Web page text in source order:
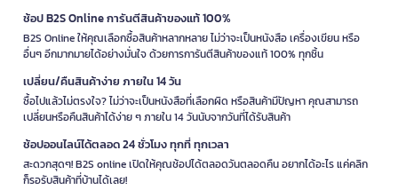
ช้อป B2S Online การันตีสินค้าของแท้ 100%
B2S Online ให้คุณเลือกซื้อสินค้าหลากหลาย ไม่ว่าจะเป็นหนังสือ เครื่องเขียน หรือ
อื่นๆ อีกมากมายได้อย่างมั่นใจ ด้วยการการันตีสินค้าของแท้ 100% ทุกชิ้น
เปลี่ยน/คืนสินค้าง่าย ภายใน 14 วัน
ซื้อไปแล้วไม่ตรงใจ? ไม่ว่าจะเป็นหนังสือที่เลือกผิด หรือสินค้ามีปัญหา คุณสามารถ
เปลี่ยนหรือคืนสินค้าได้ง่าย ๆ ภายใน 14 วันนับจากวันที่ได้รับสินค้า
ช้อปออนไลน์ได้ตลอด 24 ชั่วโมง ทุกที่ ทุกเวลา
สะดวกสุดๆ! B2S online เปิดให้คุณช้อปได้ตลอดวันตลอดคืน อยากได้อะไร แค่คลิก
ก็รอรับสินค้าที่บ้านได้เลย!